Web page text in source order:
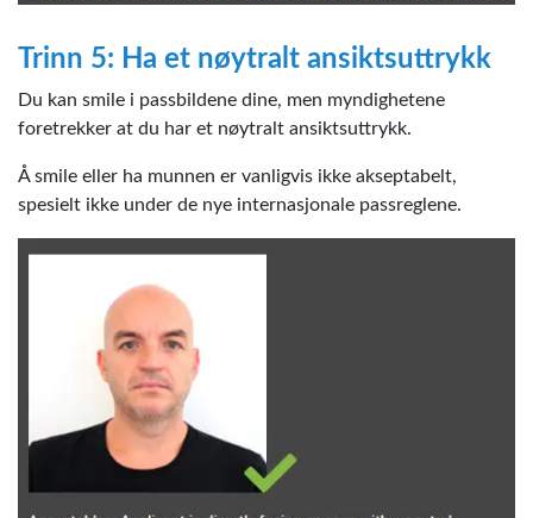
Trinn 5: Ha et nøytralt ansiktsuttrykk
Du kan smile i passbildene dine, men myndighetene
foretrekker at du har et nøytralt ansiktsuttrykk.
Å smile eller ha munnen er vanligvis ikke akseptabelt,
spesielt ikke under de nye internasjonale passreglene.